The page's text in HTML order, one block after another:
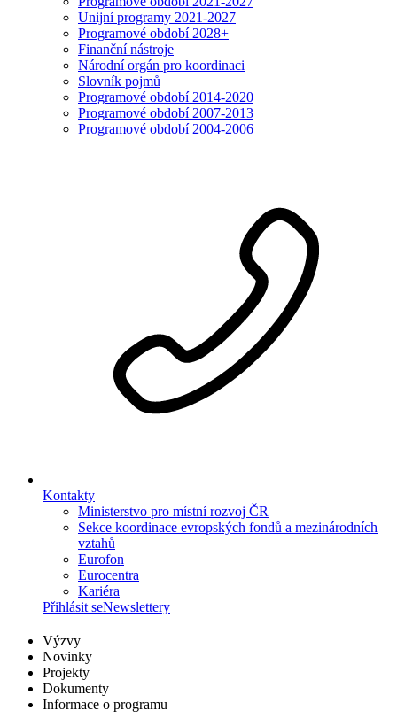
Unijní programy 2021-2027
Programové období 2028+
Finanční nástroje
Národní orgán pro koordinaci
Slovník pojmů
Programové období 2014-2020
Programové období 2007-2013
Programové období 2004-2006
Kontakty
Ministerstvo pro místní rozvoj ČR
Sekce koordinace evropských fondů a mezinárodních
vztahů
Eurofon
Eurocentra
Kariéra
Přihlásit seNewslettery
Výzvy
Novinky
Projekty
Dokumenty
Informace o programu